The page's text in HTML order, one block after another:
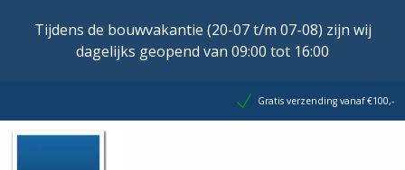
Tijdens de bouwvakantie (20-07 t/m 07-08) zijn wij
dagelijks geopend van 09:00 tot 16:00
Gratis verzending vanaf €100,-